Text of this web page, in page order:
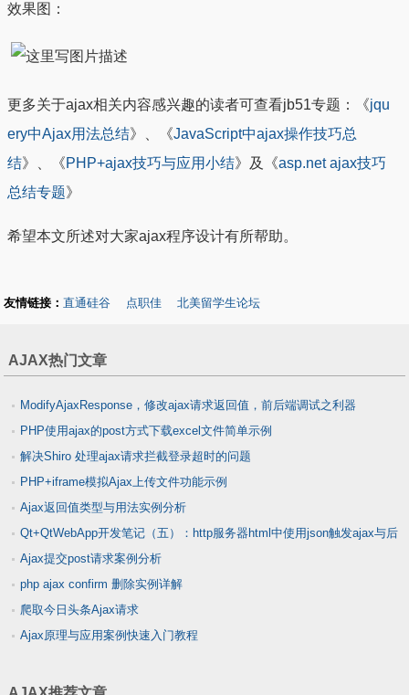
效果图：
更多关于ajax相关内容感兴趣的读者可查看jb51专题：《jqu
ery中Ajax用法总结》、《JavaScript中ajax操作技巧总
结》、《PHP+ajax技巧与应用小结》及《asp.net ajax技巧
总结专题》
希望本文所述对大家ajax程序设计有所帮助。
友情链接： 直通硅谷 点职佳 北美留学生论坛
AJAX热门文章
ModifyAjaxResponse，修改ajax请求返回值，前后端调试之利器
PHP使用ajax的post方式下载excel文件简单示例
解决Shiro 处理ajax请求拦截登录超时的问题
PHP+iframe模拟Ajax上传文件功能示例
Ajax返回值类型与用法实例分析
Qt+QtWebApp开发笔记（五）：http服务器html中使用json触发ajax与后
台交互实现数据更新传递
Ajax提交post请求案例分析
php ajax confirm 删除实例详解
爬取今日头条Ajax请求
Ajax原理与应用案例快速入门教程